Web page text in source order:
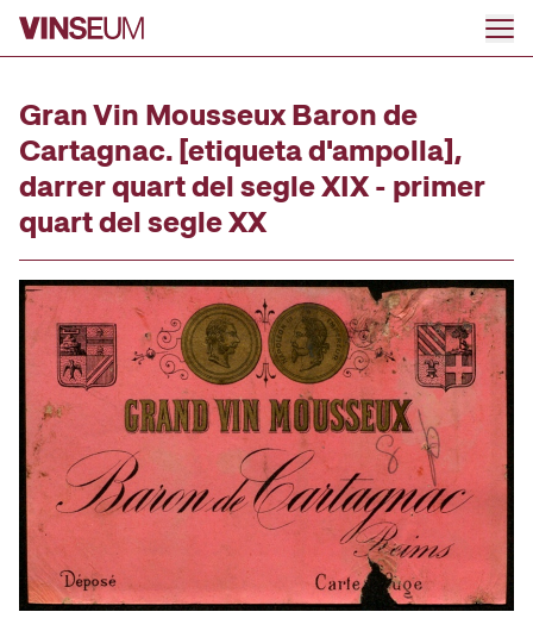
Anar al contingut
Gran Vin Mousseux Baron de
Cartagnac. [etiqueta d'ampolla],
darrer quart del segle XIX - primer
quart del segle XX